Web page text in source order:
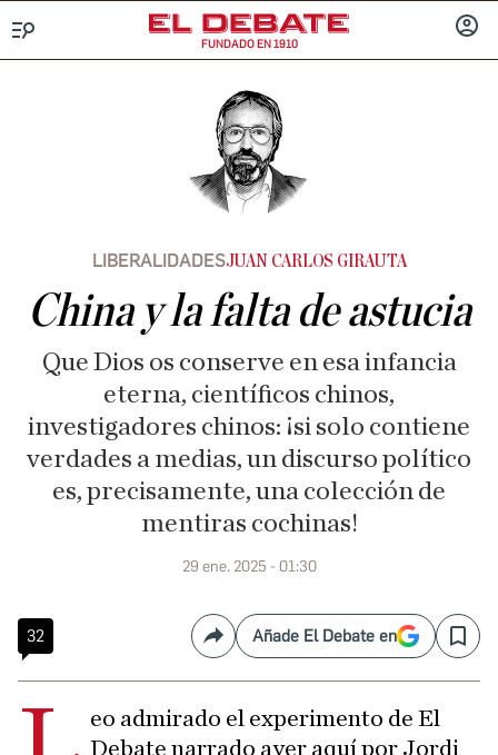
FUNDADO EN 1910
LIBERALIDADESJUAN CARLOS GIRAUTA
China y la falta de astucia
Que Dios os conserve en esa infancia
eterna, científicos chinos,
investigadores chinos: ¡si solo contiene
verdades a medias, un discurso político
es, precisamente, una colección de
mentiras cochinas!
29 ene. 2025 - 01:30
32 CompartirAñade El Debate en Save
eo admirado el experimento de El
Debate narrado ayer aquí por Jordi